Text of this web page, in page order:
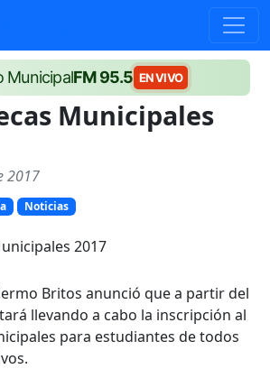
MunicipalFM 95.5 EN VIVO
Municipales
2017
Noticias
Britos anunció que a partir del
llevando a cabo la inscripción al
para estudiantes de todos